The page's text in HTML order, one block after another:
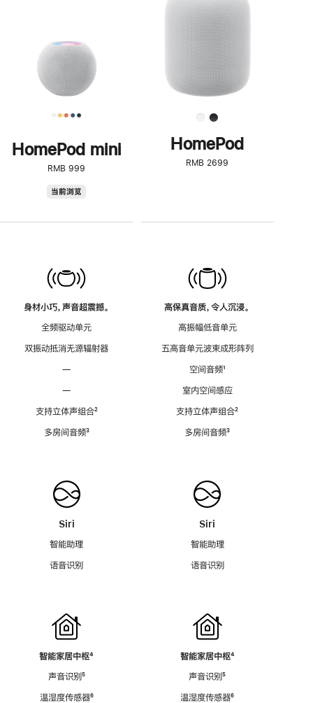
HomePod mini
RMB 999
当前浏览
身材小巧，声音超震撼。
全频驱动单元
双振动抵消无源辐射器
—
—
支持立体声组合脚
²
多房间音频脚
³
Siri
智能助理
语音识别
智能家居中枢脚
⁴
声音识别脚
⁵
温湿度传感器脚
⁶
了
解
HomePod<
HomePod
RMB 2699
高保真音质，令人沉浸。
高振幅低音单元
五高音单元波束成形阵列
空间音频脚
¹
室内空间感应
支持立体声组合脚
²
多房间音频脚
³
Siri
智能助理
语音识别
智能家居中枢脚
⁴
声音识别脚
⁵
温湿度传感器脚
⁶